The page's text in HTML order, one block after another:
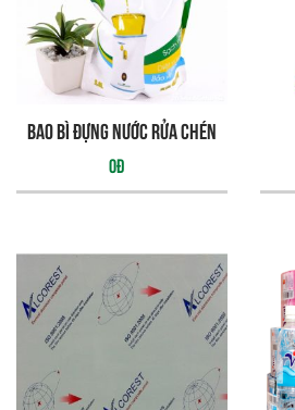
Bao bì đựng nước rửa chén
0đ